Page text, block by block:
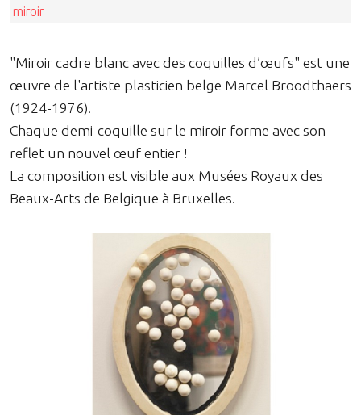
miroir
"Miroir cadre blanc avec des coquilles d’œufs" est une
œuvre de l'artiste plasticien belge Marcel Broodthaers
(1924-1976).
Chaque demi-coquille sur le miroir forme avec son
reflet un nouvel œuf entier !
La composition est visible aux Musées Royaux des
Beaux-Arts de Belgique à Bruxelles.